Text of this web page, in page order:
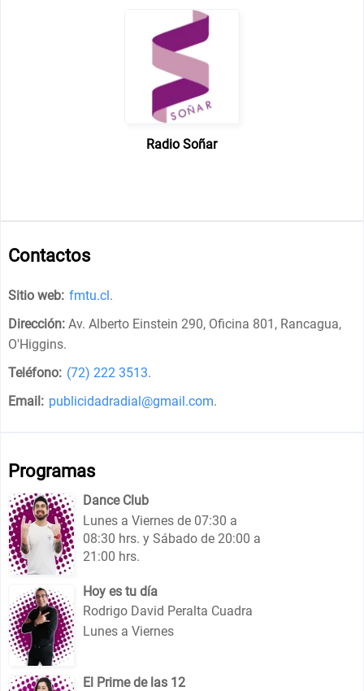
Radio Soñar
Contactos
Sitio web: fmtu.cl.
Dirección: Av. Alberto Einstein 290, Oficina 801, Rancagua,
O'Higgins.
Teléfono: (72) 222 3513.
Email: publicidadradial@gmail.com.
Programas
Dance Club
Lunes a Viernes de 07:30 a
08:30 hrs. y Sábado de 20:00 a
21:00 hrs.
Hoy es tu día
Rodrigo David Peralta Cuadra
Lunes a Viernes
El Prime de las 12